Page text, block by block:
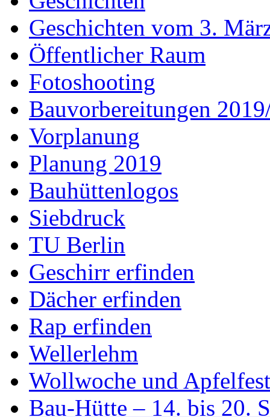
Geschichten vom 3.
Öffentlicher Raum
Fotoshooting
Bauvorbereitungen
Vorplanung
Planung 2019
Bauhüttenlogos
Siebdruck
TU Berlin
Geschirr erfinden
Dächer erfinden
Rap erfinden
Wellerlehm
Wollwoche und Apfelfest
Bau-Hütte – 14. bis 20.